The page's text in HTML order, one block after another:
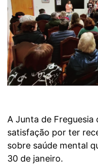
A Junta de
satisfação por ter
sobre saúde mental
30 de janeiro.